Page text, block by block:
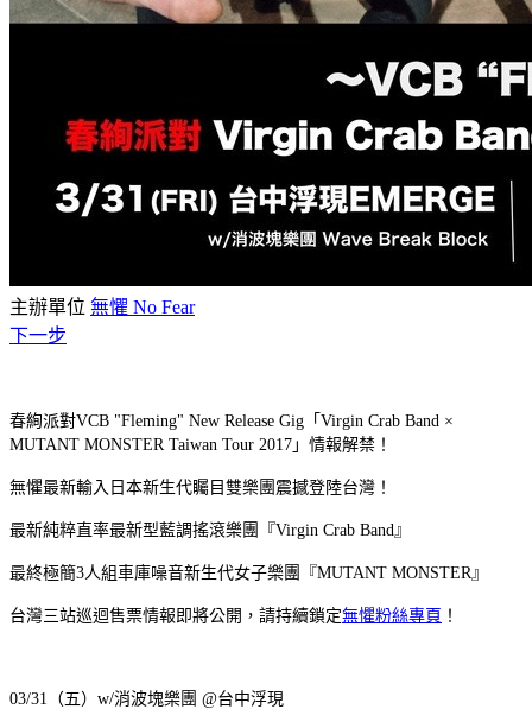
主辦單位 無懼 No Fear
下一步
春絢派對VCB "Fleming" New Release Gig「Virgin Crab Band ×
MUTANT MONSTER Taiwan Tour 2017」情報解禁！
無懼最新輸入日本新生代矚目雙樂團震撼登陸台灣！
最新純粹直率最新型藍調搖滾樂團『Virgin Crab Band』
最終極簡3人組車庫噪音新生代女子樂團『MUTANT MONSTER』
台灣三站巡迴售票情報即將公開，請持續鎖定無懼粉絲專頁 ！
03/31（五）w/消波塊樂團 @台中浮現